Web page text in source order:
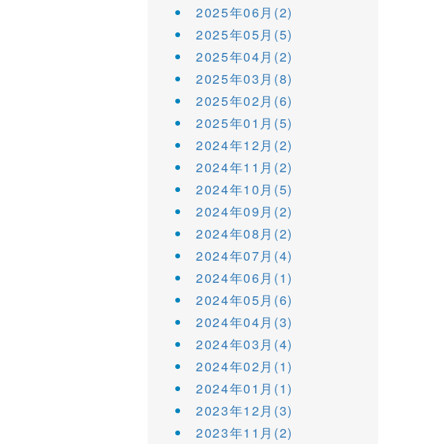
2025年06月(2)
2025年05月(5)
2025年04月(2)
2025年03月(8)
2025年02月(6)
2025年01月(5)
2024年12月(2)
2024年11月(2)
2024年10月(5)
2024年09月(2)
2024年08月(2)
2024年07月(4)
2024年06月(1)
2024年05月(6)
2024年04月(3)
2024年03月(4)
2024年02月(1)
2024年01月(1)
2023年12月(3)
2023年11月(2)